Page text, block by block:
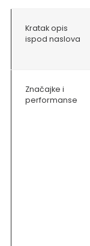
Kratak opis
ispod naslova
Značajke i
performanse